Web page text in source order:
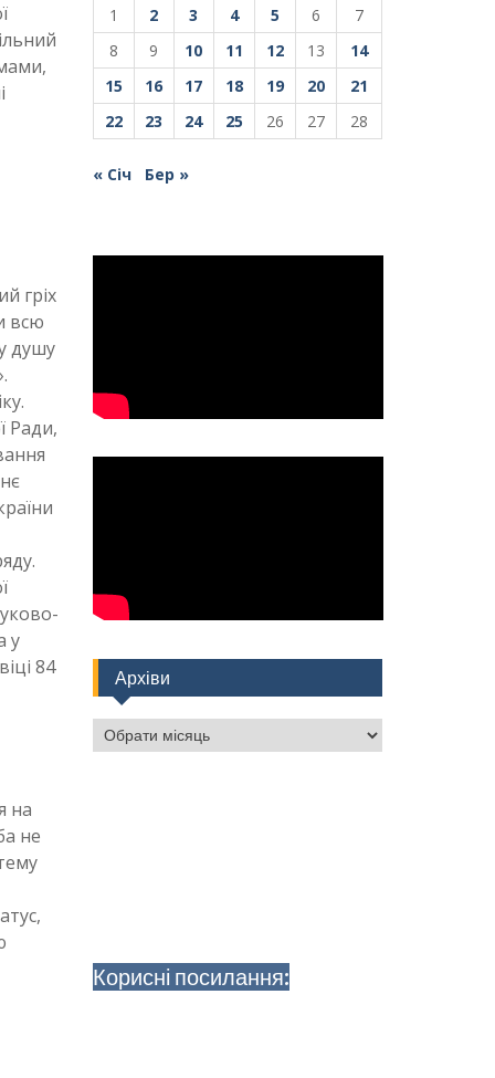
гріх
всю
душу
Ради,
у
84
на
не
1
2 3 4 5 6
7
8
9 10 11 12 13
14
15
16 17 18 19 20
21
22
23 24 25 26 27 28
« Січ Бер »
Архіви
Архіви
Корисні посилання: